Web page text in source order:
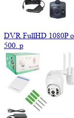
DVR FullHD 1080P
500. p